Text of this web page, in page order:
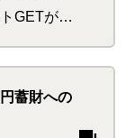
チャンス
GETが生
その内
込むこ
何かにと
の
蓄財への